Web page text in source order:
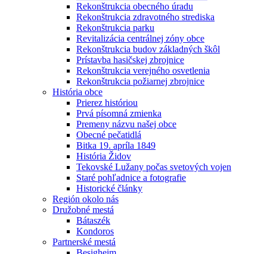
Rekonštrukcia obecného úradu
Rekonštrukcia zdravotného strediska
Rekonštrukcia parku
Revitalizácia centrálnej zóny obce
Rekonštrukcia budov základných škôl
Prístavba hasičskej zbrojnice
Rekonštrukcia verejného osvetlenia
Rekonštrukcia požiarnej zbrojnice
História obce
Prierez históriou
Prvá písomná zmienka
Premeny názvu našej obce
Obecné pečatidlá
Bitka 19. apríla 1849
História Židov
Tekovské Lužany počas svetových vojen
Staré pohľadnice a fotografie
Historické články
Región okolo nás
Družobné mestá
Bátaszék
Kondoros
Partnerské mestá